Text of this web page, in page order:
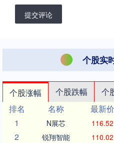
提交评论
个股实
个股涨幅 个股跌幅 个
排名
名称 最新价
1
N展芯 116.52
2 锐翔智能 110.02